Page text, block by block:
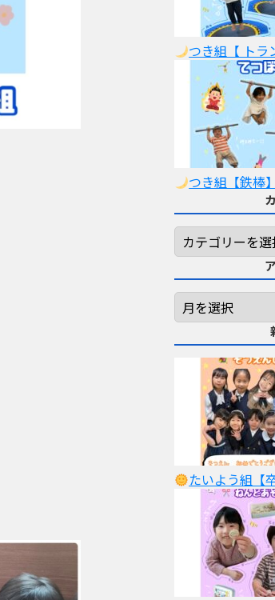
つき組【 トラ
つき組【鉄棒】
たいよう組【